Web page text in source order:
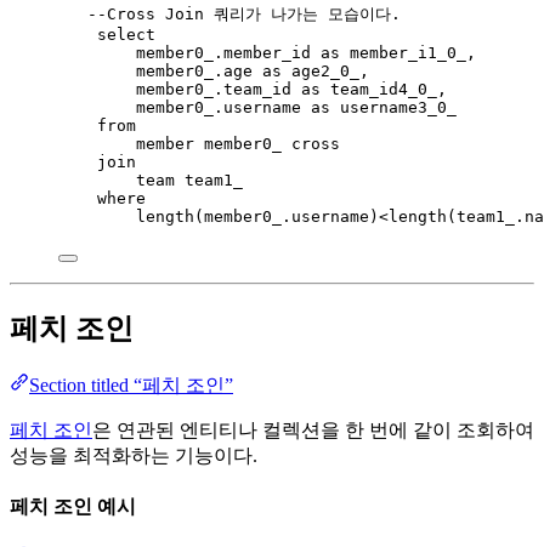
--Cross Join 쿼리가 나가는 모습이다.
select
member0_
. member_id as member_i1_0_,
member0_
. age as age2_0_,
member0_
. team_id as team_id4_0_,
member0_
. username as username3_0_
from
member member0_ cross
join
team team1_
where
length ( member0_ . username ) <length ( team1_ .
페치 조인
Section titled “페치 조인”
페치 조인은 연관된 엔티티나 컬렉션을 한 번에 같이 조회하여
성능을 최적화하는 기능이다.
페치 조인 예시